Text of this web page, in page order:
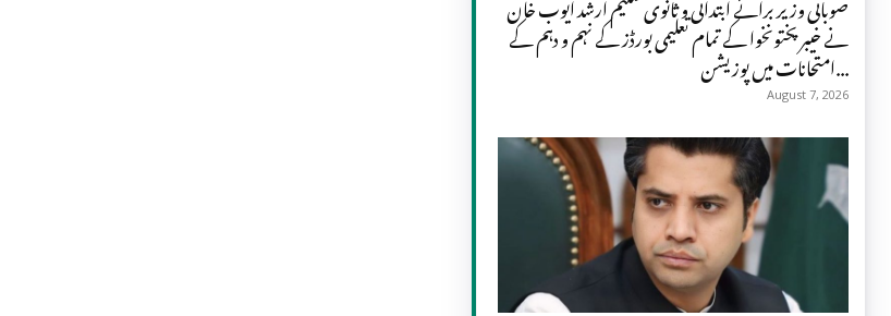
نے خیبرپختونخوا کے تمام تعلیمی بورڈز کے نہم و دہم کے
امتحانات میں پوزیشن...
August 7, 2026